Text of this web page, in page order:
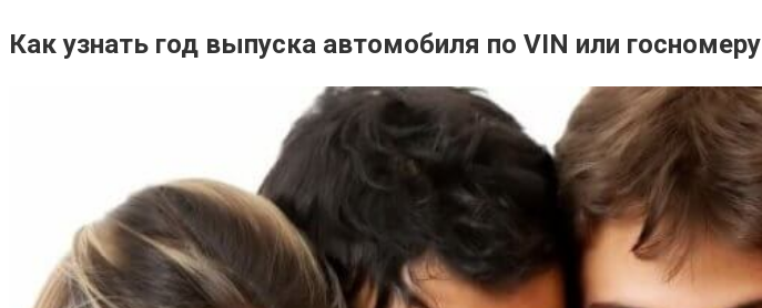
Как узнать год выпуска автомобиля по VIN или госномеру